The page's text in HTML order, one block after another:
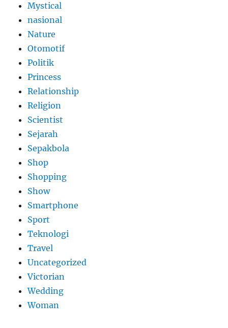
Mystical
nasional
Nature
Otomotif
Politik
Princess
Relationship
Religion
Scientist
Sejarah
Sepakbola
Shop
Shopping
Show
Smartphone
Sport
Teknologi
Travel
Uncategorized
Victorian
Wedding
Woman